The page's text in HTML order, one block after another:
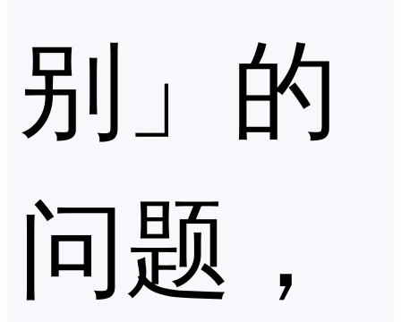
别」的
问题，